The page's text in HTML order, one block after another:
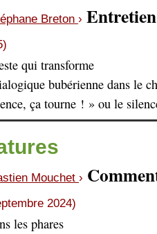
Breton ›
qui transforme
bubérienne dans le
ça tourne ! » ou le
Mouchet ›
2024)
les phares